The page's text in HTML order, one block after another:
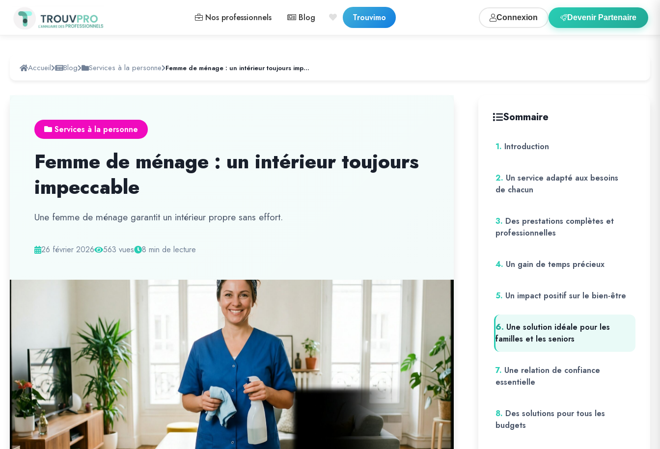
Nos professionnels Blog Trouvimo Connexion Devenir Partenaire
Accueil Blog Services à la personne Femme de ménage : un intérieur toujours impeccable
Services à la personne
Femme de ménage : un intérieur toujours
impeccable
Une femme de ménage garantit un intérieur propre sans effort.
26 février 2026 563 vues 8 min de lecture
Sommaire
1. Introduction
2. Un service adapté aux besoins
de chacun
3. Des prestations complètes et
professionnelles
4. Un gain de temps précieux
5. Un impact positif sur le bien-être
6. Une solution idéale pour les
familles et les seniors
7. Une relation de confiance
essentielle
8. Des solutions pour tous les
budgets